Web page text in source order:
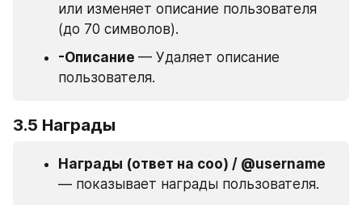
или изменяет описание пользователя
(до 70 символов).
-Описание — Удаляет описание
пользователя.
3.5 Награды
— показывает награды пользователя.